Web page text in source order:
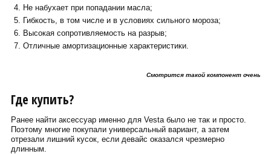
Не набухает при попадании масла;
Гибкость, в том числе и в условиях сильного мороза;
Высокая сопротивляемость на разрыв;
Отличные амортизационные характеристики.
Смотрится такой компонент очень
Где купить?
Ранее найти аксессуар именно для Vesta было не так и просто.
Поэтому многие покупали универсальный вариант, а затем
отрезали лишний кусок, если девайс оказался чрезмерно
длинным.